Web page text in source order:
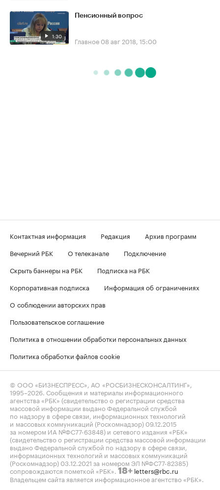
1:30
Пенсионный вопрос
Главное 08 авг 2018, 15:00
Контактная информация Редакция
Архив программ
Вечерний РБК
О телеканале
Подключение
Скрыть баннеры на РБК
Подписка на РБК
Корпоративная подписка
Информация об ограничениях
О соблюдении авторских прав
Пользовательское соглашение
Политика в отношении обработки персональных данных
Политика обработки файлов cookie
© ООО «БИЗНЕСПРЕСС», АО «РОСБИЗНЕСКОНСАЛТИНГ»,
1995–2026 . Сообщения и материалы информационного
агентства «РБК» (свидетельство о регистрации средства
массовой информации выдано Федеральной службой
по надзору в сфере связи, информационных технологий
и массовых коммуникаций (Роскомнадзор) 09.12.2015
за номером ИА №ФС77-63848) и сетевого издания «РБК»
(свидетельство о регистрации средства массовой информации
выдано Федеральной службой по надзору в сфере связи,
информационных технологий и массовых коммуникаций
(Роскомнадзор) 03.12.2021 за номером ЭЛ №ФС77-82385)
сопровождаются пометкой «РБК». 18+ letters@rbc.ru
Владельцем сайта является информационное агентство «РБК».